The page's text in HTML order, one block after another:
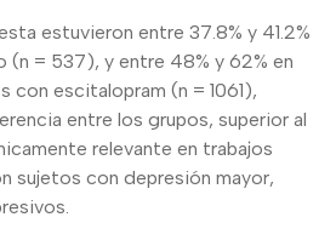
estuvieron entre 37.8% y 41.2%
(n = 537), y entre 48% y 62% en
con escitalopram (n = 1061),
entre los grupos, superior al
relevante en trabajos
sujetos con depresión mayor,